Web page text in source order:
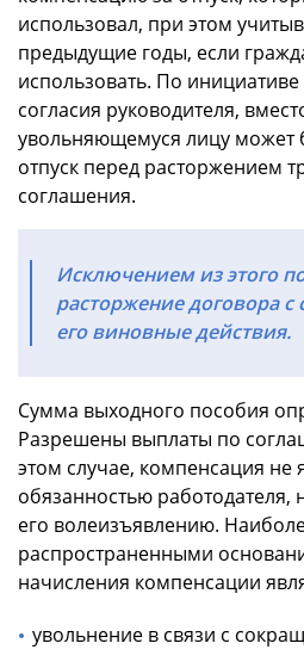
использовал, при этом
предыдущие годы, если
использовать. По инициативе
согласия руководителя,
увольняющемуся лицу может
отпуск перед расторжением
соглашения.
Исключением из этого
расторжение договора с
его виновные действия.
Сумма выходного пособия
Разрешены выплаты по
этом случае, компенсация не
обязанностью работодателя,
его волеизъявлению.
распространенными
начисления компенсации
увольнение в связи с